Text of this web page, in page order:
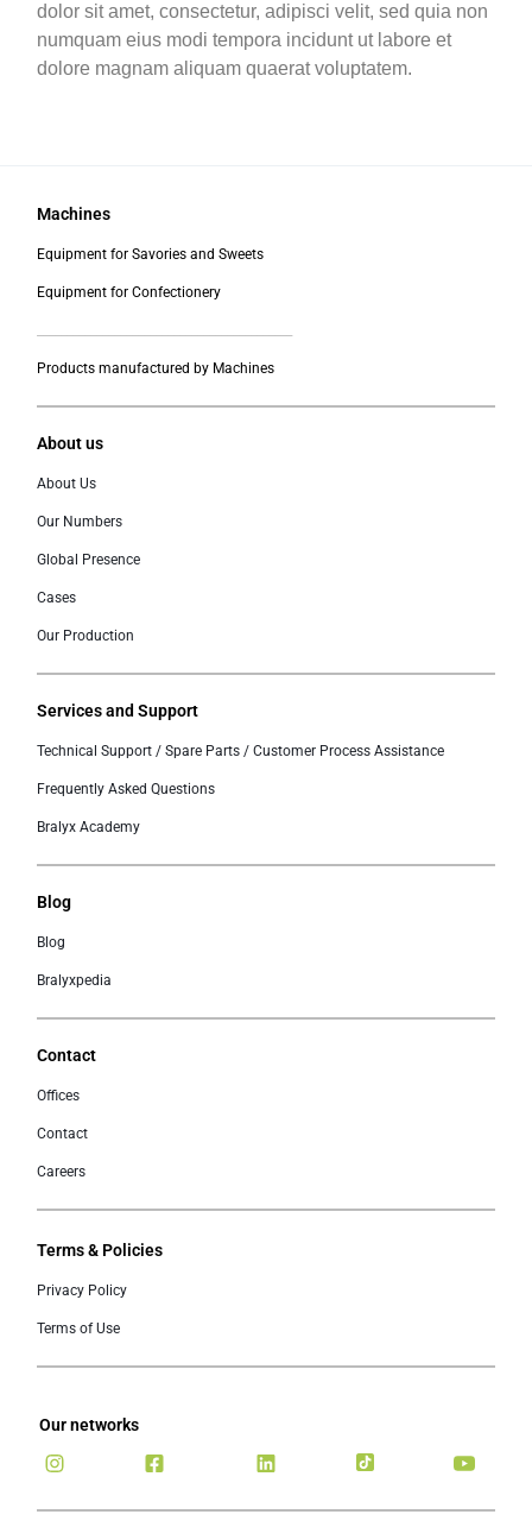
dolor sit amet, consectetur, adipisci velit, sed quia non
numquam eius modi tempora incidunt ut labore et
dolore magnam aliquam quaerat voluptatem.
Machines
Equipment for Savories and Sweets
Equipment for Confectionery
Products manufactured by Machines
About us
About Us
Our Numbers
Global Presence
Cases
Our Production
Services and Support
Technical Support / Spare Parts / Customer Process Assistance
Frequently Asked Questions
Bralyx Academy
Blog
Blog
Bralyxpedia
Contact
Offices
Contact
Careers
Terms & Policies
Privacy Policy
Terms of Use
Our networks